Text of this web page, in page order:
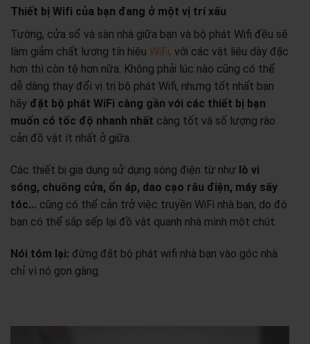
Thiết bị Wifi của bạn đang ở một vị trí xấu
Tường, cửa sổ và sàn nhà giữa bạn và bộ phát Wifi đều sẽ
làm giảm chất lượng tín hiệu WiFi, với các vật liệu dày đặc
hơn thì còn tệ hơn nữa. Không phải lúc nào cũng có thể
dễ dàng thay đổi vị trị bộ phát Wifi, nhưng tốt nhất bạn
hãy đặt bộ phát WiFi càng gần với các thiết bị bạn
muốn có tốc độ nhanh nhất càng tốt và số lượng rào
cản đồ vật ít nhất ở giữa.
Các thiết bị gia dụng sử dụng sóng điện từ như lò vi
sóng, chuông cửa, ổn áp, dao cạo râu điện, máy sấy
tóc… cũng có thể cản trở việc truyền WiFi nhà bạn, do đó
bạn có thể sắp sếp lại đồ vật quanh nhà mình một chút.
Nói tóm lại: đừng đặt bộ phát wifi nhà bạn vào góc nhà
chỉ vì nó gọn gàng.